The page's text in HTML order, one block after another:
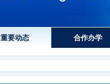
重要动态 合作办学